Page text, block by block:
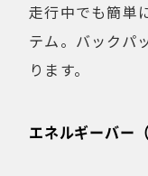
走行中でも簡単
テム。バックパ
ります。
エネルギーバー